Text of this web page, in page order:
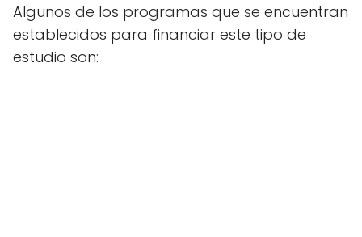
Algunos de los programas que se encuentran
establecidos para financiar este tipo de
estudio son: